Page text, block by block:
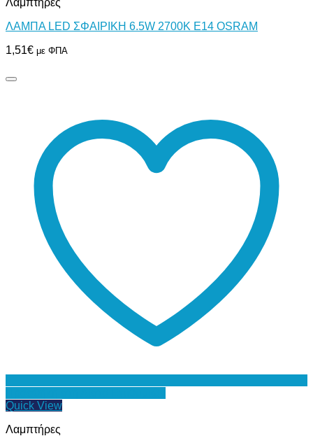
Λαμπτήρες
ΛΑΜΠΑ LED ΣΦΑΙΡΙΚΗ 6.5W 2700Κ Ε14 OSRAM
1,51€ με ΦΠΑ
Quick View
Λαμπτήρες